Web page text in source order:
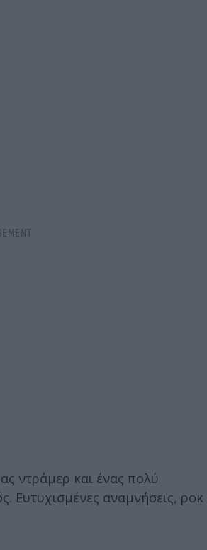
ντράμερ και ένας πολύ
Ευτυχισμένες αναμνήσεις, ροκ